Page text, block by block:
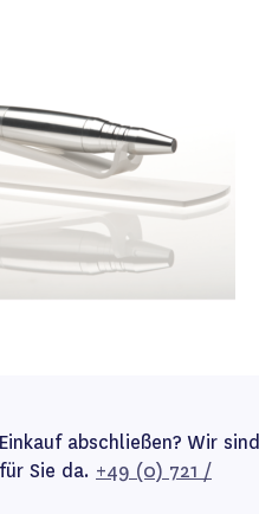
abschließen? Wir sind
Sie da. +49 (0) 721 /